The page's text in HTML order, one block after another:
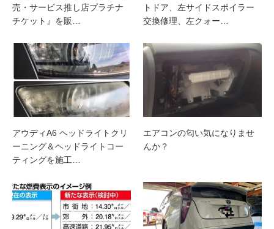
売・サービス推し店プラチナ
チケット』を販…
トドア、左サイドスポイラー
交換修理、左クォー…
アウディA6 ヘッドライトクリ
ーニング＆ヘッドライトコー
ティングを施工…
エアコンの匂い気になりませ
んか？